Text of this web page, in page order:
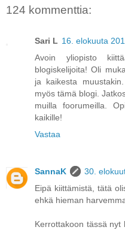
124 kommenttia:
Sari L 16. elokuuta
Avoin yliopisto
blogiskelijoita! Oli
ja kaikesta
myös tämä blogi.
muilla foorumeilla.
kaikille!
Vastaa
SannaK
30.
Eipä kiittämistä, tätä
ehkä hieman
Kerrottakoon tässä